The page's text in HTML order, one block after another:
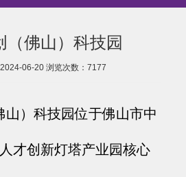
（佛山）科技园
06-20 浏览次数： 7177
）科技园位于佛山市中
才创新灯塔产业园核心